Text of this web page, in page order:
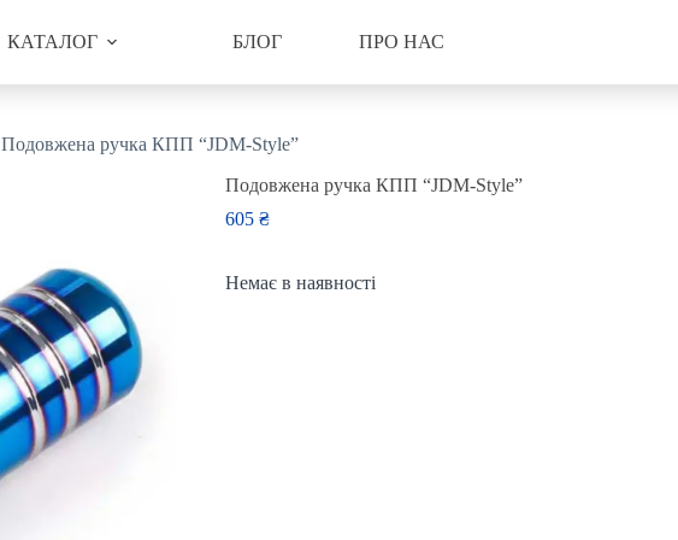
КАТАЛОГ БЛОГ ПРО НАС
Подовжена ручка КПП “JDM-Style”
Подовжена ручка КПП “JDM-Style”
605 ₴
Немає в наявності